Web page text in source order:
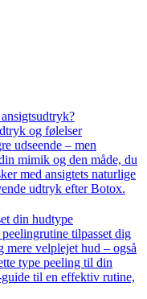
og følelser
udseende – men
mimik og den måde, du
med ansigtets naturlige
udtryk efter Botox.
din hudtype
tilpasset dig
mere velplejet hud – også
type peeling til din
til en effektiv rutine,